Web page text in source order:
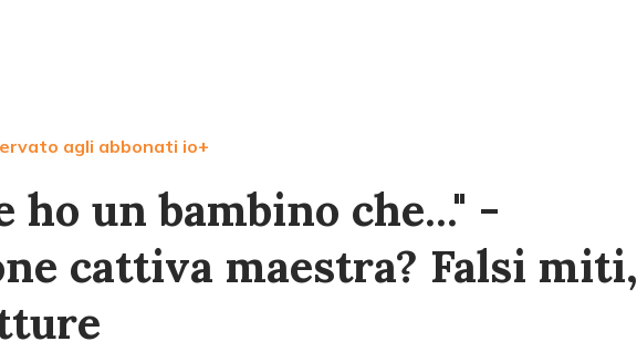
agli abbonati io+
ho un bambino che..." -
cattiva maestra? Falsi miti,